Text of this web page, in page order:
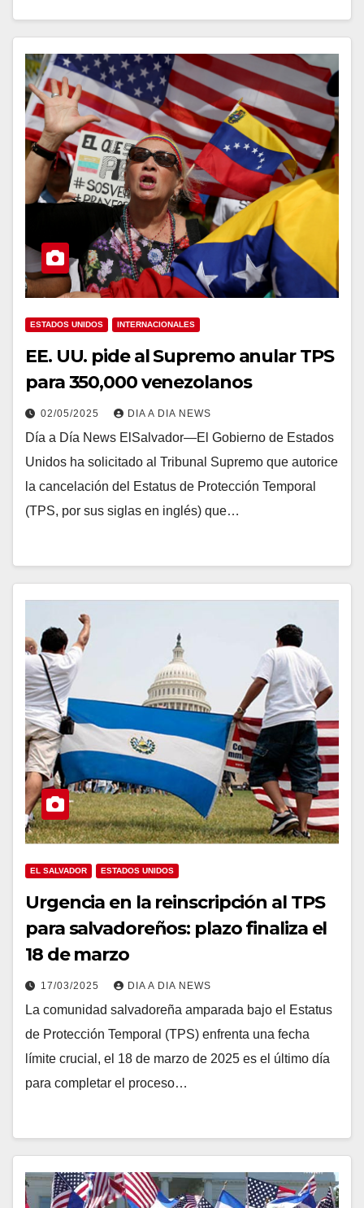
ESTADOS UNIDOS INTERNACIONALES
EE. UU. pide al Supremo anular TPS
para 350,000 venezolanos
02/05/2025 DIA A DIA NEWS
Día a Día News ElSalvador—El Gobierno de Estados
Unidos ha solicitado al Tribunal Supremo que autorice
la cancelación del Estatus de Protección Temporal
(TPS, por sus siglas en inglés) que…
EL SALVADOR ESTADOS UNIDOS
Urgencia en la reinscripción al TPS
para salvadoreños: plazo finaliza el
18 de marzo
17/03/2025 DIA A DIA NEWS
La comunidad salvadoreña amparada bajo el Estatus
de Protección Temporal (TPS) enfrenta una fecha
límite crucial, el 18 de marzo de 2025 es el último día
para completar el proceso…